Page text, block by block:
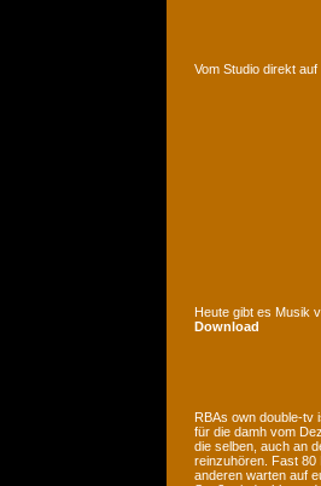
Vom Studio direkt
Heute gibt es Musik
Download
RBAs own double-tv
für die damh vom
die selben, auch an
reinzuhören. Fast 80
anderen warten auf